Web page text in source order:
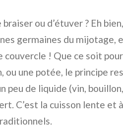
ou d’étuver ? Eh
germaines du mijotage,
! Que ce soit
une potée, le principe
peu de liquide (vin,
C’est la cuisson lente et